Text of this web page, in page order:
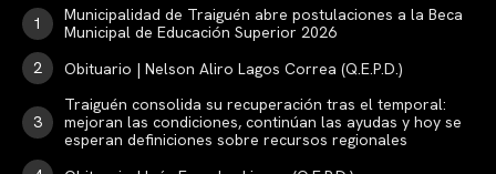
Municipalidad de Traiguén abre postulaciones a la Beca
Municipal de Educación Superior 2026
Obituario | Nelson Aliro Lagos Correa (Q.E.P.D.)
Traiguén consolida su recuperación tras el temporal:
mejoran las condiciones, continúan las ayudas y hoy se
esperan definiciones sobre recursos regionales